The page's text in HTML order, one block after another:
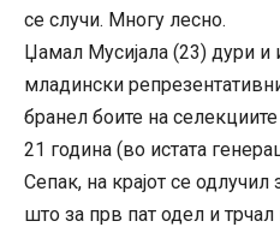
се случи. Многу лесно.
Џамал ​​Мусијала (23) дури и
младински
бранел боите на
21 година (во истата
Сепак, на крајот се одлучил
што за прв пат одел и